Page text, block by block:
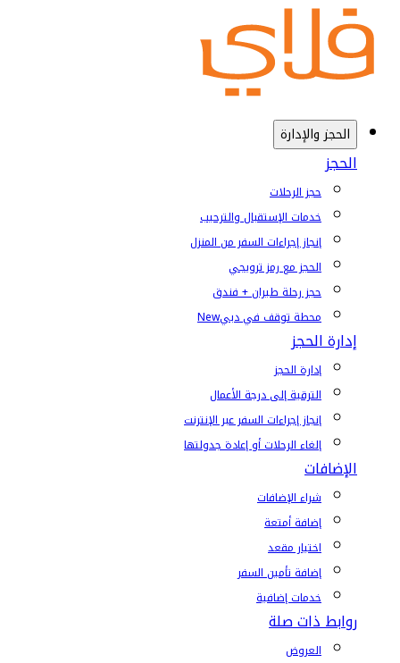
الحجز والإدارة
الحجز
حجز الرحلات
خدمات الإستقبال والترحيب
إنجاز إجراءات السفر من المنزل
الحجز مع رمز ترويجي
حجز رحلة طيران + فندق
محطة توقف في دبيNew
إدارة الحجز
إدارة الحجز
الترقية إلى درجة الأعمال
إنجاز إجراءات السفر عبر الإنترنت
إلغاء الرحلات أو إعادة جدولتها
الإضافات
شراء الإضافات
إضافة أمتعة
اختيار مقعد
إضافة تأمين السفر
خدمات إضافية
روابط ذات صلة
العروض